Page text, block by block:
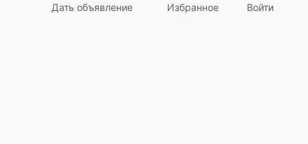
Дать объявление Избранное Войти